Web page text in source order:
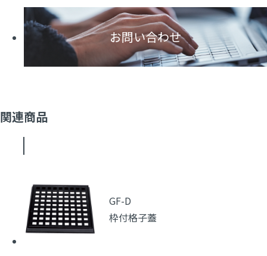
お問い合わせ
関連商品
GF-D
枠付格子蓋